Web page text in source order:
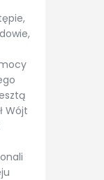
Wójt